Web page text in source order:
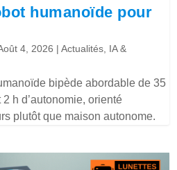
humanoïde pour
4, 2026 |Actualités, IA &
bipède abordable de 35
h d’autonomie, orienté
plutôt que maison autonome.